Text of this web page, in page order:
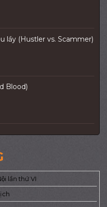
lầy (Hustler vs. Scammer)
Blood)
lần thứ VI